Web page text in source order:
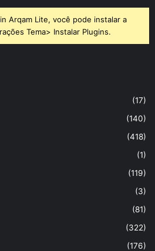
Arqam Lite, você pode instalar a
Tema> Instalar Plugins.
(17)
(140)
(418)
(1)
(119)
(3)
(81)
(322)
(176)